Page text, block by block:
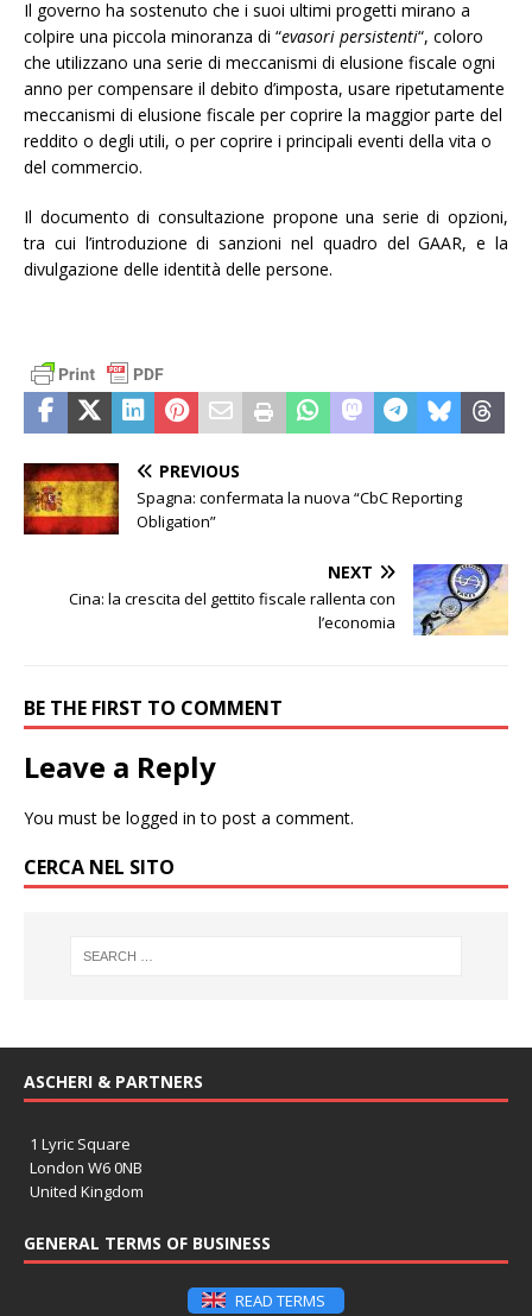
Il governo ha sostenuto che i suoi ultimi progetti mirano a
colpire una piccola minoranza di “evasori persistenti“, coloro
che utilizzano una serie di meccanismi di elusione fiscale ogni
anno per compensare il debito d’imposta, usare ripetutamente
meccanismi di elusione fiscale per coprire la maggior parte del
reddito o degli utili, o per coprire i principali eventi della vita o
del commercio.
Il documento di consultazione propone una serie di opzioni,
tra cui l’introduzione di sanzioni nel quadro del GAAR, e la
divulgazione delle identità delle persone.
PREVIOUS
Spagna: confermata la nuova “CbC Reporting
Obligation”
NEXT
Cina: la crescita del gettito fiscale rallenta con
l’economia
BE THE FIRST TO COMMENT
Leave a Reply
You must be logged in to post a comment.
CERCA NEL SITO
ASCHERI & PARTNERS
1 Lyric Square
London W6 0NB
United Kingdom
GENERAL TERMS OF BUSINESS
READ TERMS